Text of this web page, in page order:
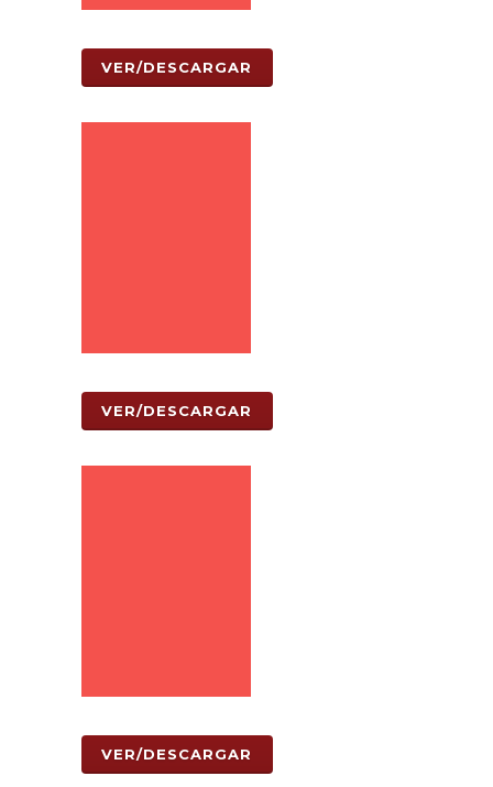
VER/DESCARGAR
VER/DESCARGAR
VER/DESCARGAR